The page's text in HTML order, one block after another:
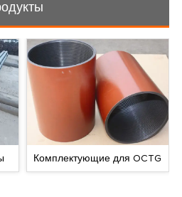
Комплектующие для OCTG